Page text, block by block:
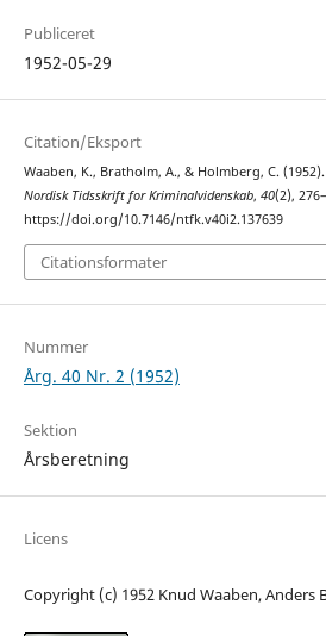
Publiceret
1952-05-29
Citation/Eksport
Waaben, K., Bratholm, A., & Holmberg, C.
Nordisk Tidsskrift for Kriminalvidenskab, 40(2),
https://doi.org/10.7146/ntfk.v40i2.137639
Citationsformater
Nummer
Årg. 40 Nr. 2 (1952)
Sektion
Årsberetning
Licens
Copyright (c) 1952 Knud Waaben, Anders